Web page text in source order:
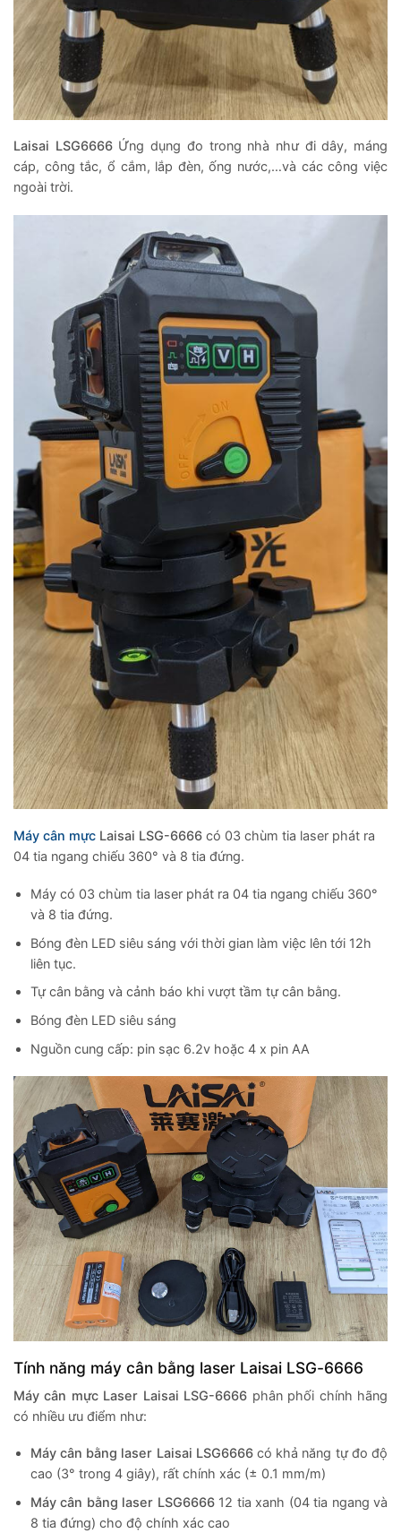
Laisai LSG6666 Ứng dụng đo trong nhà như đi dây, máng
cáp, công tắc, ổ cắm, lắp đèn, ống nước,…và các công việc
ngoài trời.
Máy cân mực Laisai LSG-6666 có 03 chùm tia laser phát ra
04 tia ngang chiếu 360° và 8 tia đứng.
Máy có 03 chùm tia laser phát ra 04 tia ngang chiếu 360°
và 8 tia đứng.
Bóng đèn LED siêu sáng với thời gian làm việc lên tới 12h
liên tục.
Tự cân bằng và cảnh báo khi vượt tầm tự cân bằng.
Bóng đèn LED siêu sáng
Nguồn cung cấp: pin sạc 6.2v hoặc 4 x pin AA
Tính năng máy cân bằng laser Laisai LSG-6666
Máy cân mực Laser Laisai LSG-6666 phân phối chính hãng
có nhiều ưu điểm như:
Máy cân bằng laser Laisai LSG6666có khả năng tự đo độ
cao (3° trong 4 giây), rất chính xác (± 0.1 mm/m)
Máy cân bằng laser LSG666612 tia xanh (04 tia ngang và
8 tia đứng) cho độ chính xác cao